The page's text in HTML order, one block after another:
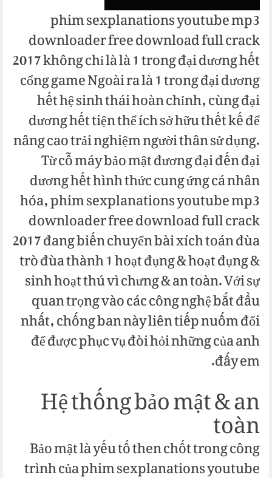
phim sexplanations youtube mp3
downloader free download full crack
2017 không chỉ là là 1 trong đại dương hết
cổng game Ngoài ra là 1 trong đại dương
hết hệ sinh thái hoàn chỉnh, cùng đại
dương hết tiện thể ích sở hữu thết kế để
nâng cao trải nghiệm người thân sử dụng.
Từ cỗ máy bảo mật đương đại đến đại
dương hết hình thức cung ứng cá nhân
hóa, phim sexplanations youtube mp3
downloader free download full crack
2017 đang biến chuyển bài xích toán đùa
trò đùa thành 1 hoạt đụng & hoạt đụng &
sinh hoạt thú vì chưng & an toàn. Với sự
quan trọng vào các công nghệ bắt đầu
nhất, chống ban này liên tiếp nuốm đổi
để được phục vụ đòi hỏi những của anh
đấy em.
Hệ thống bảo mật & an
toàn
Bảo mật là yếu tố then chốt trong công